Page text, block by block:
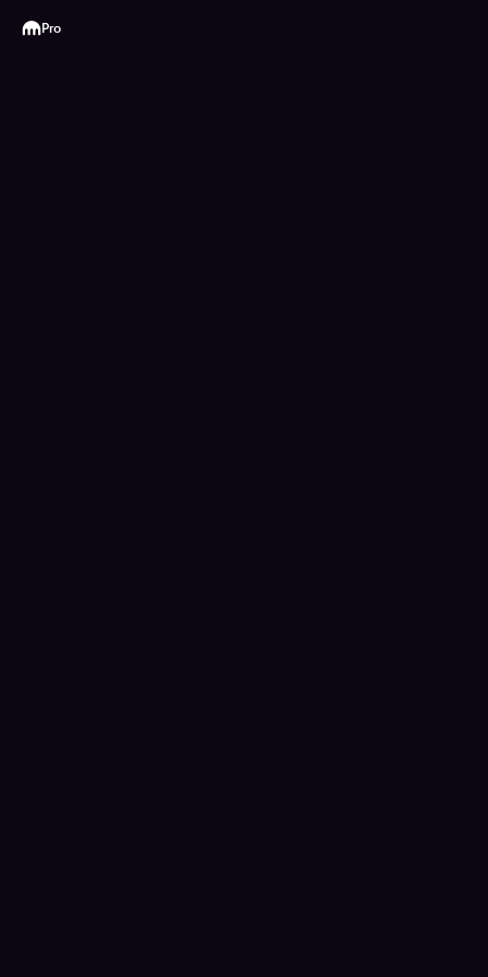
Kraken
Pro